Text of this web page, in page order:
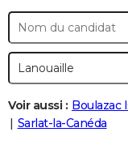
Voir aussi : Boulazac
Sarlat-la-Canéda